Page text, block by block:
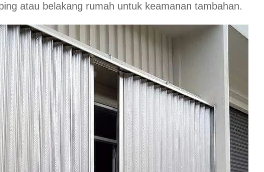
atau belakang rumah untuk keamanan tambahan.